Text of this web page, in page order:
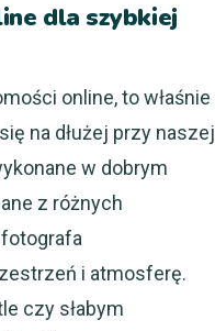
dla szybkiej
online, to właśnie
na dłużej przy naszej
w dobrym
z różnych
i atmosferę.
czy słabym